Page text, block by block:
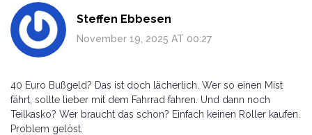
Steffen Ebbesen
November 19, 2025 AT 00:27
40 Euro Bußgeld? Das ist doch lächerlich. Wer so einen Mist
fährt, sollte lieber mit dem Fahrrad fahren. Und dann noch
Teilkasko? Wer braucht das schon? Einfach keinen Roller kaufen.
Problem gelöst.